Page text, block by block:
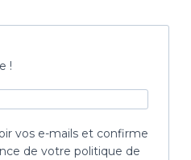
!
vos e-mails et confirme
de votre politique de